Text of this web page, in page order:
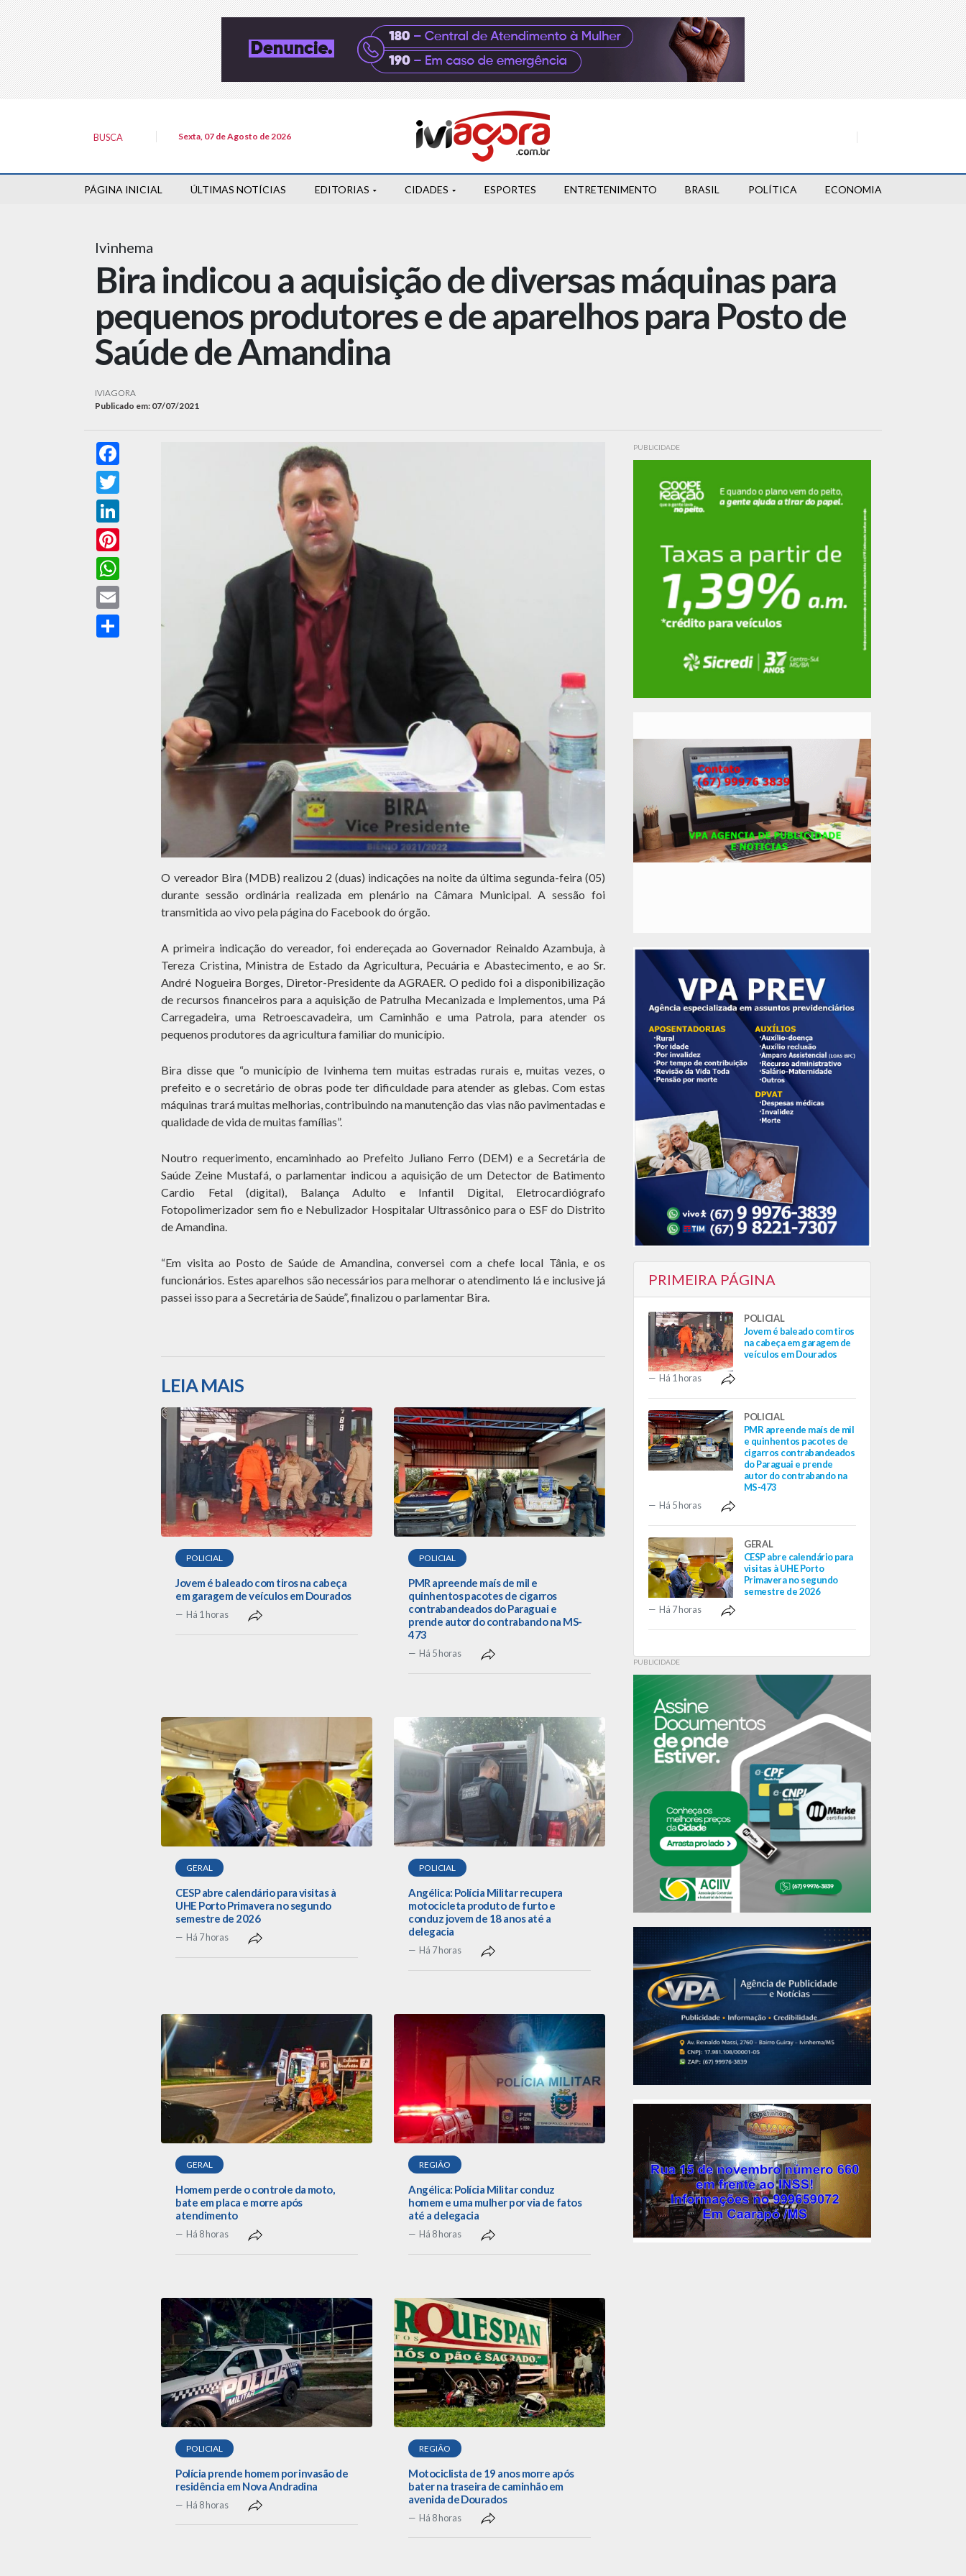
BUSCA Sexta, 07 de Agosto de 2026
PÁGINA INICIAL ÚLTIMAS NOTÍCIAS EDITORIAS CIDADES ESPORTES ENTRETENIMENTO BRASIL POLÍTICA ECONOMIA
Ivinhema
Bira indicou a aquisição de diversas máquinas para
pequenos produtores e de aparelhos para Posto de
Saúde de Amandina
IVIAGORA
Publicado em: 07/07/2021
O vereador Bira (MDB) realizou 2 (duas) indicações na noite da última segunda-feira (05)
durante sessão ordinária realizada em plenário na Câmara Municipal. A sessão foi
transmitida ao vivo pela página do Facebook do órgão.
A primeira indicação do vereador, foi endereçada ao Governador Reinaldo Azambuja, à
Tereza Cristina, Ministra de Estado da Agricultura, Pecuária e Abastecimento, e ao Sr.
André Nogueira Borges, Diretor-Presidente da AGRAER. O pedido foi a disponibilização
de recursos financeiros para a aquisição de Patrulha Mecanizada e Implementos, uma Pá
Carregadeira, uma Retroescavadeira, um Caminhão e uma Patrola, para atender os
pequenos produtores da agricultura familiar do município.
Bira disse que “o município de Ivinhema tem muitas estradas rurais e, muitas vezes, o
prefeito e o secretário de obras pode ter dificuldade para atender as glebas. Com estas
máquinas trará muitas melhorias, contribuindo na manutenção das vias não pavimentadas e
qualidade de vida de muitas famílias”.
Noutro requerimento, encaminhado ao Prefeito Juliano Ferro (DEM) e a Secretária de
Saúde Zeine Mustafá, o parlamentar indicou a aquisição de um Detector de Batimento
Cardio Fetal (digital), Balança Adulto e Infantil Digital, Eletrocardiógrafo
Fotopolimerizador sem fio e Nebulizador Hospitalar Ultrassônico para o ESF do Distrito
de Amandina.
“Em visita ao Posto de Saúde de Amandina, conversei com a chefe local Tânia, e os
funcionários. Estes aparelhos são necessários para melhorar o atendimento lá e inclusive já
passei isso para a Secretária de Saúde”, finalizou o parlamentar Bira.
LEIA MAIS
POLICIAL
Jovem é baleado com tiros na cabeça
em garagem de veículos em Dourados
Há 1 horas
POLICIAL
PMR apreende maís de mil e
quinhentos pacotes de cigarros
contrabandeados do Paraguai e
prende autor do contrabando na MS-
473
Há 5 horas
GERAL
CESP abre calendário para visitas à
UHE Porto Primavera no segundo
semestre de 2026
Há 7 horas
POLICIAL
Angélica: Polícia Militar recupera
motocicleta produto de furto e
conduz jovem de 18 anos até a
delegacia
Há 7 horas
GERAL
Homem perde o controle da moto,
bate em placa e morre após
atendimento
Há 8 horas
REGIÃO
Angélica: Polícia Militar conduz
homem e uma mulher por via de fatos
até a delegacia
Há 8 horas
POLICIAL
Polícia prende homem por invasão de
residência em Nova Andradina
Há 8 horas
REGIÃO
Motociclista de 19 anos morre após
bater na traseira de caminhão em
avenida de Dourados
Há 8 horas
PUBLICIDADE
PRIMEIRA PÁGINA
POLICIAL
Jovem é baleado com tiros
na cabeça em garagem de
veículos em Dourados
Há 1 horas
POLICIAL
PMR apreende maís de mil
e quinhentos pacotes de
cigarros contrabandeados
do Paraguai e prende
autor do contrabando na
MS-473
Há 5 horas
GERAL
CESP abre calendário para
visitas à UHE Porto
Primavera no segundo
semestre de 2026
Há 7 horas
PUBLICIDADE